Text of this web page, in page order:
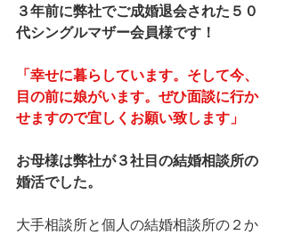
３年前に弊社でご成婚退会された５０
代シングルマザー会員様です！
「幸せに暮らしています。そして今、
目の前に娘がいます。ぜひ面談に行か
せますので宜しくお願い致します」
お母様は弊社が３社目の結婚相談所の
婚活でした。
大手相談所と個人の結婚相談所の２か